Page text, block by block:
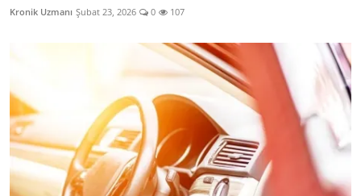
Kronik Uzmanı Şubat 23, 2026 0 107